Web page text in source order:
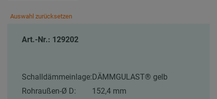
Auswahl zurücksetzen
Art.-Nr.: 129202
Schalldämmeinlage:DÄMMGULAST® gelb
Rohraußen-Ø D:
152,4 mm